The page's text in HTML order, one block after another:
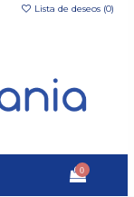
Lista de deseos (0)
0